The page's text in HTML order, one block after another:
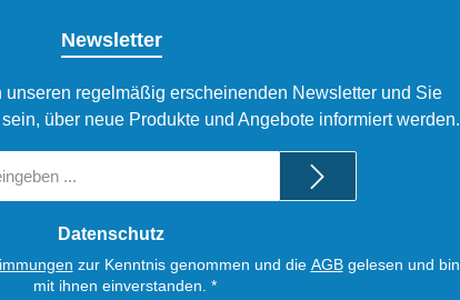
Newsletter
regelmäßig erscheinenden Newsletter und Sie
über neue Produkte und Angebote informiert werden.
Datenschutz
zur Kenntnis genommen und die AGBgelesen und bin
mit ihnen einverstanden. *